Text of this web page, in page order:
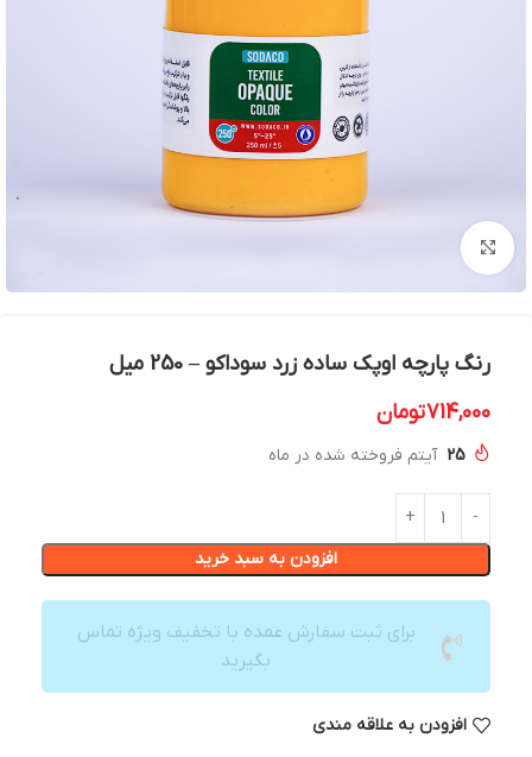
بزرگنمایی تصویر
رنگ پارچه اوپک ساده زرد سوداکو – 250 میل
714,000تومان
25 آیتم فروخته شده در ماه
افزودن به سبد خرید
برای ثبت سفارش عمده با تخفیف ویژه تماس
بگیرید
افزودن به علاقه مندی